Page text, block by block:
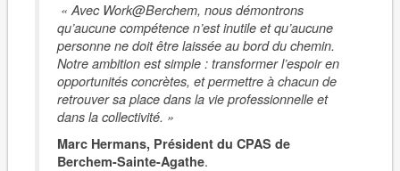
« Avec Work@Berchem, nous démontrons
qu’aucune compétence n’est inutile et qu’aucune
personne ne doit être laissée au bord du chemin.
Notre ambition est simple : transformer l’espoir en
opportunités concrètes, et permettre à chacun de
retrouver sa place dans la vie professionnelle et
dans la collectivité. »
Marc Hermans, Président du CPAS de
Berchem-Sainte-Agathe.